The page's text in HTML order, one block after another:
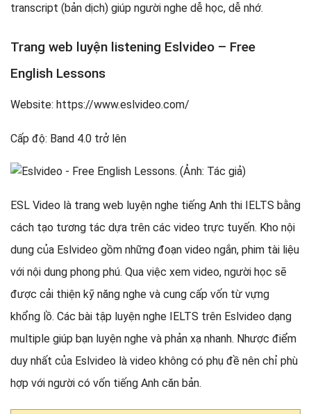
transcript (bản dịch) giúp người nghe dễ học, dễ nhớ.
Trang web luyện listening Eslvideo – Free
English Lessons
Website: https://www.eslvideo.com/
Cấp độ: Band 4.0 trở lên
ESL Video là trang web luyện nghe tiếng Anh thi IELTS bằng
cách tạo tương tác dựa trên các video trực tuyến. Kho nội
dung của Eslvideo gồm những đoạn video ngắn, phim tài liệu
với nội dung phong phú. Qua việc xem video, người học sẽ
được cải thiện kỹ năng nghe và cung cấp vốn từ vựng
khổng lồ. Các bài tập luyện nghe IELTS trên Eslvideo dạng
multiple giúp bạn luyện nghe và phản xạ nhanh. Nhược điểm
duy nhất của Eslvideo là video không có phụ đề nên chỉ phù
hợp với người có vốn tiếng Anh căn bản.